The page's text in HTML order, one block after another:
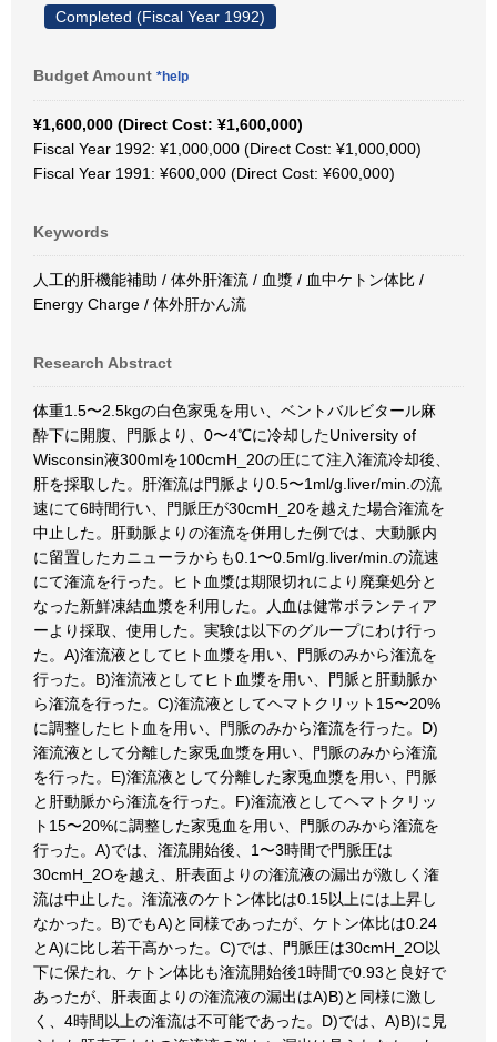
Completed (Fiscal Year 1992)
Budget Amount *help
¥1,600,000 (Direct Cost: ¥1,600,000)
Fiscal Year 1992: ¥1,000,000 (Direct Cost: ¥1,000,000)
Fiscal Year 1991: ¥600,000 (Direct Cost: ¥600,000)
Keywords
人工的肝機能補助 / 体外肝潅流 / 血漿 / 血中ケトン体比 /
Energy Charge / 体外肝かん流
Research Abstract
体重1.5〜2.5kgの白色家兎を用い、ベントバルビタール麻
酔下に開腹、門脈より、0〜4℃に冷却したUniversity of
Wisconsin液300mlを100cmH_20の圧にて注入潅流冷却後、
肝を採取した。肝潅流は門脈より0.5〜1ml/g.liver/min.の流
速にて6時間行い、門脈圧が30cmH_20を越えた場合潅流を
中止した。肝動脈よりの潅流を併用した例では、大動脈内
に留置したカニューラからも0.1〜0.5ml/g.liver/min.の流速
にて潅流を行った。ヒト血漿は期限切れにより廃棄処分と
なった新鮮凍結血漿を利用した。人血は健常ボランティア
ーより採取、使用した。実験は以下のグループにわけ行っ
た。A)潅流液としてヒト血漿を用い、門脈のみから潅流を
行った。B)潅流液としてヒト血漿を用い、門脈と肝動脈か
ら潅流を行った。C)潅流液としてヘマトクリット15〜20%
に調整したヒト血を用い、門脈のみから潅流を行った。D)
潅流液として分離した家兎血漿を用い、門脈のみから潅流
を行った。E)潅流液として分離した家兎血漿を用い、門脈
と肝動脈から潅流を行った。F)潅流液としてヘマトクリッ
ト15〜20%に調整した家兎血を用い、門脈のみから潅流を
行った。A)では、潅流開始後、1〜3時間で門脈圧は
30cmH_2Oを越え、肝表面よりの潅流液の漏出が激しく潅
流は中止した。潅流液のケトン体比は0.15以上には上昇し
なかった。B)でもA)と同様であったが、ケトン体比は0.24
とA)に比し若干高かった。C)では、門脈圧は30cmH_2O以
下に保たれ、ケトン体比も潅流開始後1時間で0.93と良好で
あったが、肝表面よりの潅流液の漏出はA)B)と同様に激し
く、4時間以上の潅流は不可能であった。D)では、A)B)に見